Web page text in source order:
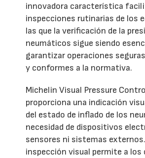
innovadora característica
inspecciones rutinarias de los
las que la verificación de la
neumáticos sigue siendo
garantizar operaciones
y conformes a la normativa.
Michelin Visual Pressure
proporciona una indicación
del estado de inflado de los
necesidad de dispositivos
sensores ni sistemas
inspección visual permite a los